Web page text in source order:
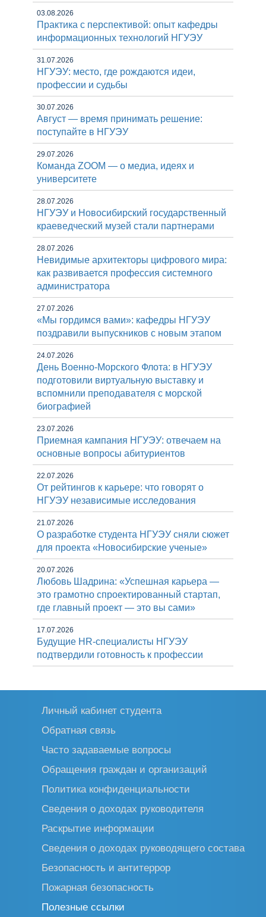
03.08.2026
Практика с перспективой: опыт кафедры
информационных технологий НГУЭУ
31.07.2026
НГУЭУ: место, где рождаются идеи,
профессии и судьбы
30.07.2026
Август — время принимать решение:
поступайте в НГУЭУ
29.07.2026
Команда ZOOM — о медиа, идеях и
университете
28.07.2026
НГУЭУ и Новосибирский государственный
краеведческий музей стали партнерами
28.07.2026
Невидимые архитекторы цифрового мира:
как развивается профессия системного
администратора
27.07.2026
«Мы гордимся вами»: кафедры НГУЭУ
поздравили выпускников с новым этапом
24.07.2026
День Военно-Морского Флота: в НГУЭУ
подготовили виртуальную выставку и
вспомнили преподавателя с морской
биографией
23.07.2026
Приемная кампания НГУЭУ: отвечаем на
основные вопросы абитуриентов
22.07.2026
От рейтингов к карьере: что говорят о
НГУЭУ независимые исследования
21.07.2026
О разработке студента НГУЭУ сняли сюжет
для проекта «Новосибирские ученые»
20.07.2026
Любовь Шадрина: «Успешная карьера —
это грамотно спроектированный стартап,
где главный проект — это вы сами»
17.07.2026
Будущие HR-специалисты НГУЭУ
подтвердили готовность к профессии
Личный кабинет студента
Обратная связь
Часто задаваемые вопросы
Обращения граждан и организаций
Политика конфиденциальности
Сведения о доходах руководителя
Раскрытие информации
Сведения о доходах руководящего состава
Безопасность и антитеррор
Пожарная безопасность
Полезные ссылки